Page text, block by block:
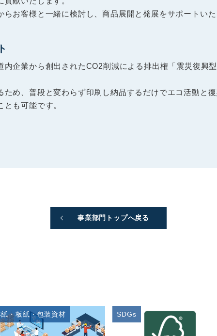
らお客様と一緒に検討し、商品展開と発展をサポートい
内企業から創出されたCO2削減による排出権「震災復興
ため、普段と変わらず印刷し納品するだけでエコ活動と
も可能です。
事業部門トップへ戻る
・板紙・包装資材 SDGs